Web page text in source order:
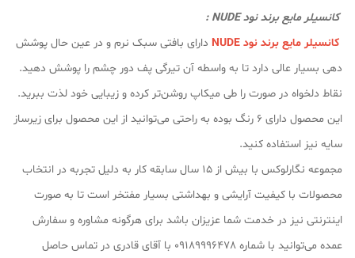
کانسیلر مایع برند نود NUDE :
کانسیلر مایع برند نود NUDE
دارای بافتی سبک نرم و در عین حال پوشش
دهی بسیار عالی دارد تا به واسطه آن تیرگی پف دور چشم را پوشش دهید.
نقاط دلخواه در صورت را طی میکاپ روشن‌تر کرده و زیبایی خود لذت ببرید.
این محصول دارای ۶ رنگ بوده به راحتی می‌توانید از این محصول برای زیرساز
سایه نیز استفاده کنید.
مجموعه نگارلوکس با بیش از ۱۵ سال سابقه کار به دلیل تجربه در انتخاب
محصولات با کیفیت آرایشی و بهداشتی بسیار مفتخر است تا به صورت
اینترنتی نیز در خدمت شما عزیزان باشد برای هرگونه مشاوره و سفارش
عمده می‌توانید با شماره 09189996478 با آقای قادری در تماس حاصل